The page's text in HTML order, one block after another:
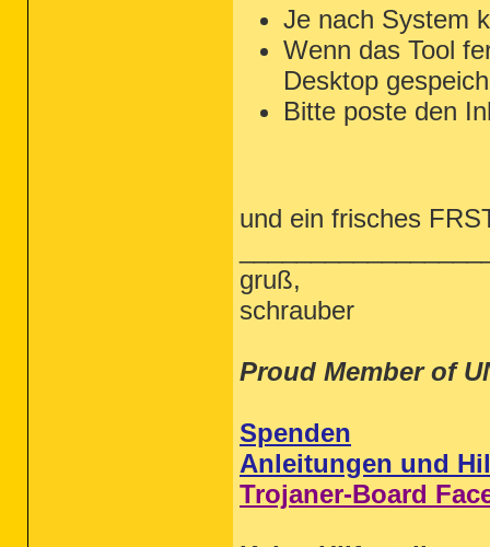
Je nach System
Wenn das Tool
Desktop
Bitte poste den
und ein frisches
gruß,
schrauber
Proud Member of
Spenden
Anleitungen und
Trojaner-Board